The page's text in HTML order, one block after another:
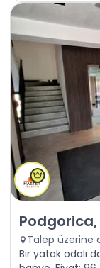
Satılık - Daire
Podgorica,
Talep üzerine
Bir yatak odalı